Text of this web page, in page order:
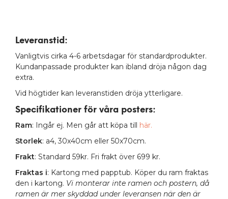
Leveranstid:
Vanligtvis cirka 4-6 arbetsdagar för standardprodukter.
Kundanpassade produkter kan ibland dröja någon dag
extra.
Vid högtider kan leveranstiden dröja ytterligare.
Specifikationer för våra posters:
Ram: Ingår ej. Men går att köpa till här.
Storlek: a4, 30x40cm eller 50x70cm.
Frakt: Standard 59kr. Fri frakt över 699 kr.
Fraktas i: Kartong med papptub. Köper du ram fraktas
den i kartong. Vi monterar inte ramen och postern, då
ramen är mer skyddad under leveransen när den är